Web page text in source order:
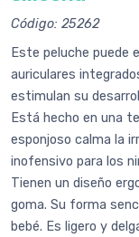
Código: 25262
Este peluche puede
auriculares
estimulan su
Está hecho en una
esponjoso calma la
inofensivo para los
Tienen un diseño
goma. Su forma
bebé. Es ligero y